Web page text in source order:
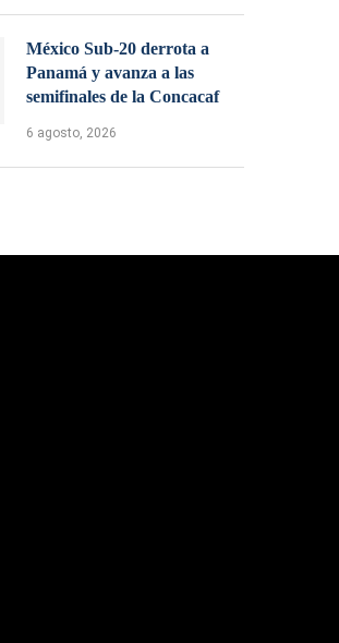
México Sub-20 derrota a
Panamá y avanza a las
semifinales de la Concacaf
6 agosto, 2026